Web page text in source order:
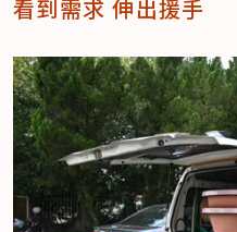
看到需求 伸出援手